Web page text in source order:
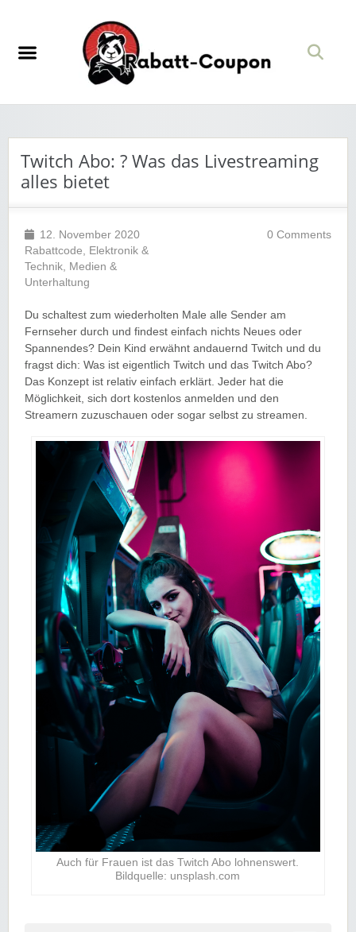
Twitch Abo: ? Was das Livestreaming
alles bietet
12. November 2020
Rabattcode
Elektronik &
Technik
Medien &
Unterhaltung
0 Comments
Du schaltest zum wiederholten Male alle Sender am
Fernseher durch und findest einfach nichts Neues oder
Spannendes? Dein Kind erwähnt andauernd Twitch und du
fragst dich: Was ist eigentlich Twitch und das Twitch Abo?
Das Konzept ist relativ einfach erklärt. Jeder hat die
Möglichkeit, sich dort kostenlos anmelden und den
Streamern zuzuschauen oder sogar selbst zu streamen.
Auch für Frauen ist das Twitch Abo lohnenswert.
Bildquelle: unsplash.com